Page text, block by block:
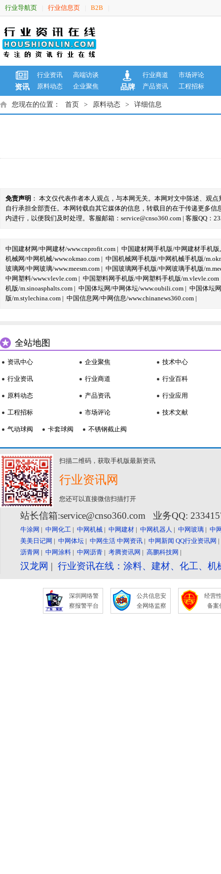
行业导航页 行业信息页 B2B
资讯
行业资讯
高端访谈
原料动态
企业聚焦 品牌
行业商道
市场评论
产品资讯
工程招标
您现在的位置： 首页 > 原料动态 > 详细信息
免责声明 ： 本文仅代表作者本人观点，与本网无关。本网对文中陈述、观
自行承担全部责任。本网转载自其它媒体的信息，转载目的在于传递更多
内进行，以便我们及时处理。客服邮箱：service@cnso360.com | 客服QQ：
中国建材网/中网建材/www.cnprofit.com | 中国建材网手机版/中网建材手机版
机械网/中网机械/www.okmao.com | 中国机械网手机版/中网机械手机版/
玻璃网/中网玻璃/www.meesm.com | 中国玻璃网手机版/中网玻璃手机版/
中网塑料/www.vlevle.com | 中国塑料网手机版/中网塑料手机版/m.vlevle.com
机版/m.sinoasphalts.com | 中国体坛网/中网体坛/www.oubili.com | 中国体坛
版/m.stylechina.com | 中国信息网/中网信息/www.chinanews360.com |
全站地图
资讯中心
行业资讯
原料动态
工程招标
企业聚焦
行业商道
产品资讯
市场评论
技术中心
行业百科
行业应用
技术文献
气动球阀 卡套球阀 不锈钢截止阀
扫描二维码，获取手机版最新资讯
行业资讯网
您还可以直接微信扫描打开
站长信箱:service@cnso360.com 业务QQ:
牛涂网 | 中网化工 | 中网机械 | 中网建材 | 中网机器人 | 中网玻璃 | 中
美美日记网 | 中网体坛 | 中网生活 中网资讯 | 中网新闻 QQ行业资讯网
沥青网 | 中网涂料 | 中网沥青 | 考腾资讯网 | 高鹏科技网 |
汉龙网 | 行业资讯在线：涂料、建材、化工、
深圳网络警
察报警平台
公共信息安
全网络监察
经营
备案